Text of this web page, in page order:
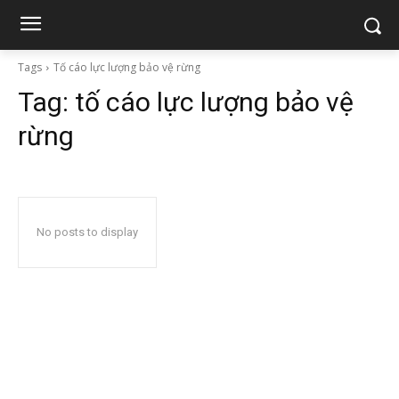
Tags Tố cáo lực lượng bảo vệ rừng
Tag: tố cáo lực lượng bảo vệ
rừng
No posts to display